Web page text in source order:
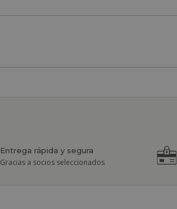
Entrega rápida y segura
Gracias a socios seleccionados